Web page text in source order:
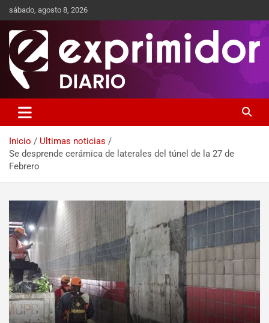
sábado, agosto 8, 2026
Exprimidor media
Inicio
Ultimas noticias
Se desprende cerámica de laterales del túnel de la 27 de
Febrero